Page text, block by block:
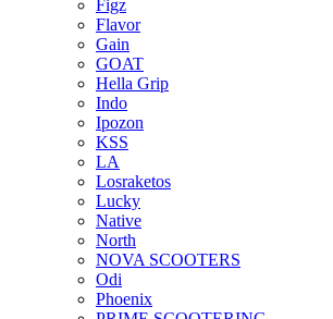
Figz
Flavor
Gain
GOAT
Hella Grip
Indo
Ipozon
KSS
LA
Losraketos
Lucky
Native
North
NOVA SCOOTERS
Odi
Phoenix